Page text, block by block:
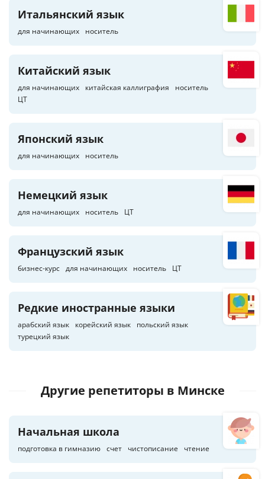
Итальянский язык
для начинающих носитель
Китайский язык
для начинающих китайская каллиграфия
носитель
ЦТ
Японский язык
для начинающих носитель
Немецкий язык
для начинающих носитель ЦТ
Французский язык
бизнес-курс для начинающих носитель ЦТ
Редкие иностранные языки
арабский язык корейский язык
польский язык
турецкий язык
Другие репетиторы в Минске
Начальная школа
подготовка в гимназию счет чистописание чтение